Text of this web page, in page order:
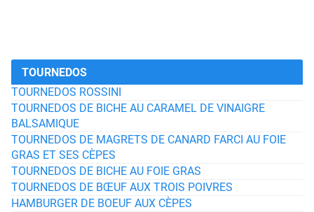
TOURNEDOS
TOURNEDOS ROSSINI
TOURNEDOS DE BICHE AU CARAMEL DE VINAIGRE
BALSAMIQUE
TOURNEDOS DE MAGRETS DE CANARD FARCI AU FOIE
GRAS ET SES CÈPES
TOURNEDOS DE BICHE AU FOIE GRAS
TOURNEDOS DE BŒUF AUX TROIS POIVRES
HAMBURGER DE BOEUF AUX CÈPES